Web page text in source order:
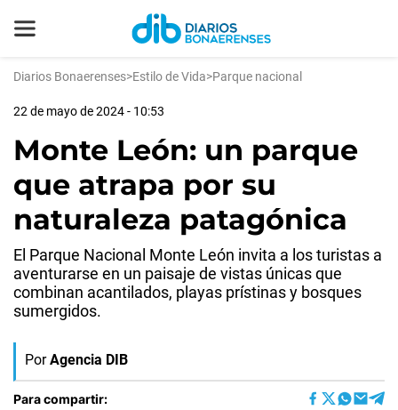
Diarios Bonaerenses>Estilo de Vida>Parque nacional
22 de mayo de 2024 - 10:53
Monte León: un parque
que atrapa por su
naturaleza patagónica
El Parque Nacional Monte León invita a los turistas a
aventurarse en un paisaje de vistas únicas que
combinan acantilados, playas prístinas y bosques
sumergidos.
Por Agencia DIB
Para compartir: